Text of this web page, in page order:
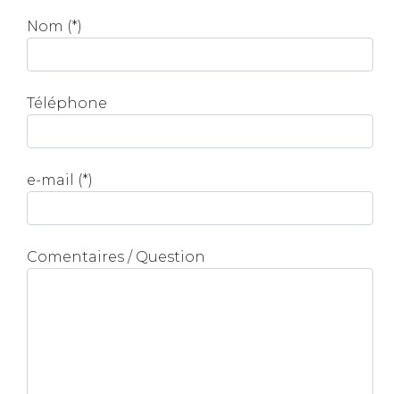
Nom (*)
Téléphone
e-mail (*)
Comentaires / Question